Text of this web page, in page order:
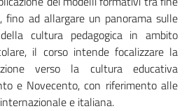
fino ad allargare un panorama sulle
cultura pedagogica in ambito
il corso intende focalizzare la
verso la cultura educativa
e Novecento, con riferimento alle
e italiana.